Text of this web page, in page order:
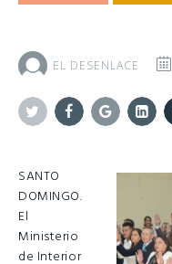
EL DESENLACE
SANTO
DOMINGO.
El
Ministerio
de Interior